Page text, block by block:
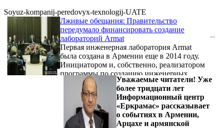
Soyuz-kompanij-peredovyx-texnologij-UATE
Лживые обещания: Правительство
передумало финансировать создание
лабораторий Armat
Первая инженерная лаборатория Armat
была создана в Армении еще в 2014 году.
Инициатором и, собственно, реализатором
программы по созданию инженерных
кружков-лабораторий в
общеобразовательной системе Армении
выступил в то время Союз компаний по
информационным технологиям (ныне Союз
компаний передовых технологий (UATE)).
Уважаемые читатели! Уже
более тридцати лет
Информационный центр
«Еркрамас» рассказывает
о событиях в Армении,
Арцахе и армянской